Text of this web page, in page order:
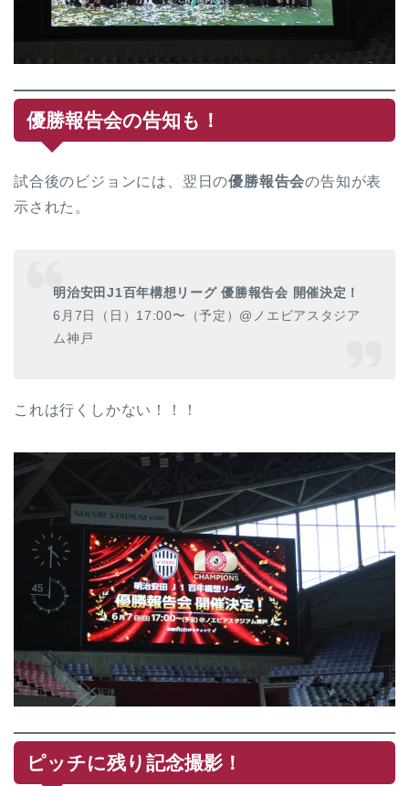
優勝報告会の告知も！
試合後のビジョンには、翌日の優勝報告会の告知が表
示された。
明治安田J1百年構想リーグ 優勝報告会 開催決定！
6月7日（日）17:00〜（予定）@ノエビアスタジア
ム神戸
これは行くしかない！！！
ピッチに残り記念撮影！